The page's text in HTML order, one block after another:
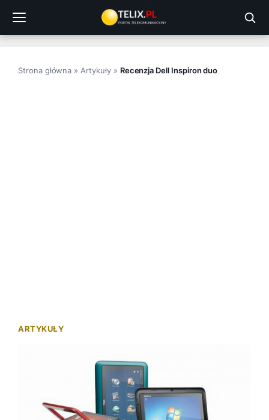
treści
Strona główna » Artykuły» Recenzja Dell Inspiron duo
ARTYKUŁY